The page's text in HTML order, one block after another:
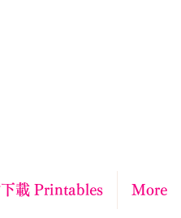
載 Printables More